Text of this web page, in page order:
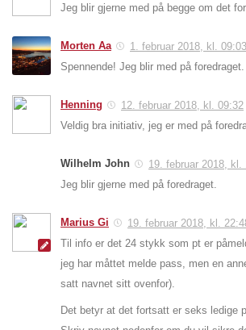
Jeg blir gjerne med på begge om det
Morten Aa
1. februar 2018, kl. 09:03
Spennende! Jeg blir med på foredraget.
Henning
12. februar 2018, kl. 09:32
Veldig bra initiativ, jeg er med på
Wilhelm John
19. februar 2018, kl.
Jeg blir gjerne med på foredraget.
Marius Gi
19. februar 2018, kl.
Til info er det 24 stykk som pt er
jeg har måttet melde pass, men en
satt navnet sitt ovenfor).
Det betyr at det fortsatt er seks ledige